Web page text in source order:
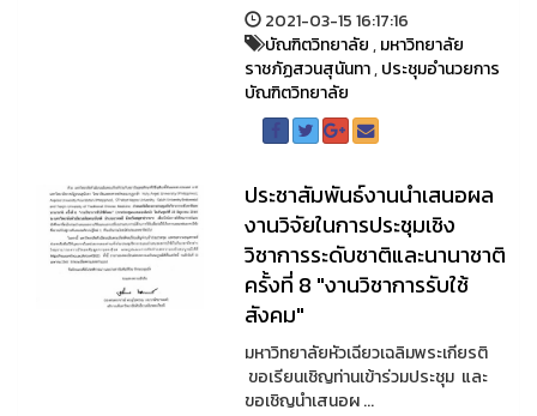
2021-03-15 16:17:16
บัณฑิตวิทยาลัย,มหาวิทยาลัย
ราชภัฏสวนสุนันทา,ประชุมอำนวยการ
บัณฑิตวิทยาลัย
ประชาสัมพันธ์งานนำเสนอผล
งานวิจัยในการประชุมเชิง
วิชาการระดับชาติและนานาชาติ
ครั้งที่ 8 "งานวิชาการรับใช้
สังคม"
มหาวิทยาลัยหัวเฉียวเฉลิมพระเกียรติ
ขอเรียนเชิญท่านเข้าร่วมประชุม และ
ขอเชิญนำเสนอผ ...